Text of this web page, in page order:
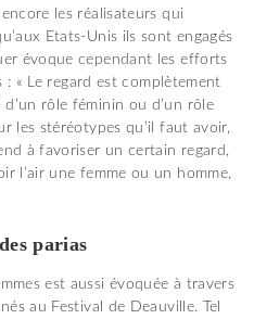
les réalisateurs qui
Etats-Unis ils sont engagés
évoque cependant les efforts
« Le regard est complètement
rôle féminin ou d’un rôle
les stéréotypes qu’il faut avoir,
à favoriser un certain regard,
l’air une femme ou un homme,
parias
est aussi évoquée à travers
au Festival de Deauville. Tel